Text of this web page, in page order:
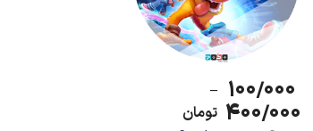
دیگری که برای نخستین بار در
بازی از صدا گذاران و بازیگران
۱۰۰/۰۰۰ –
۴۰۰/۰۰۰ تومان